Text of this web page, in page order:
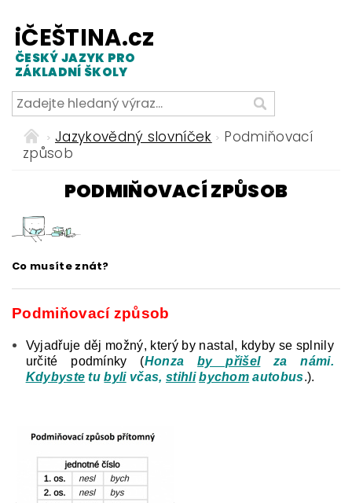
iČEŠTINA.cz
ČESKÝ JAZYK PRO
ZÁKLADNÍ ŠKOLY
Jazykovědný slovníček
Podmiňovací
způsob
PODMIŇOVACÍ ZPŮSOB
Co musíte znát?
Podmiňovací způsob
Vyjadřuje děj možný, který by nastal, kdyby se splnily
určité podmínky (Honzaby přišelza námi.
Kdybyste tubylivčas, stihli bychom autobus.).